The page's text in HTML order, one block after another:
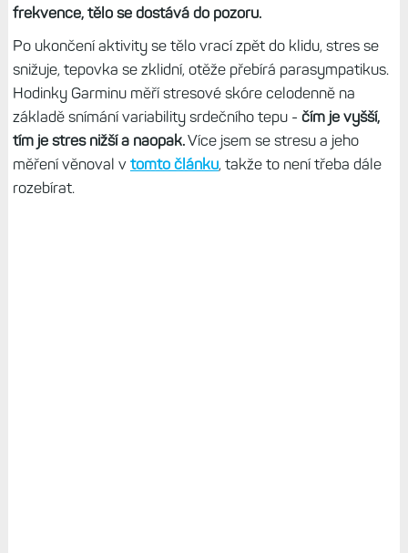
frekvence, tělo se dostává do pozoru.
Po ukončení aktivity se tělo vrací zpět do klidu, stres se
snižuje, tepovka se zklidní, otěže přebírá parasympatikus.
Hodinky Garminu měří stresové skóre celodenně na
základě snímání variability srdečního tepu - čím je vyšší,
tím je stres nižší a naopak.Více jsem se stresu a jeho
měření věnoval v tomto článku, takže to není třeba dále
rozebírat.